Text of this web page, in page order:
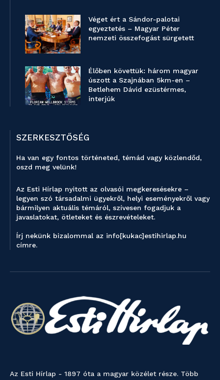
Véget ért a Sándor-palotai
egyeztetés – Magyar Péter
nemzeti összefogást sürgetett
Élőben követtük: három magyar
úszott a Szajnában 5km-en –
Betlehem Dávid ezüstérmes,
interjúk
SZERKESZTŐSÉG
Ha van egy fontos történeted, témád vagy közlendőd,
oszd meg velünk!
Az Esti Hírlap nyitott az olvasói megkeresésekre –
legyen szó társadalmi ügyekről, helyi eseményekről vagy
bármilyen aktuális témáról, szívesen fogadjuk a
javaslatokat, ötleteket és észrevételeket.
Írj nekünk bizalommal az info[kukac]estihirlap.hu
címre.
Az Esti Hírlap - 1897 óta a magyar közélet része. Több